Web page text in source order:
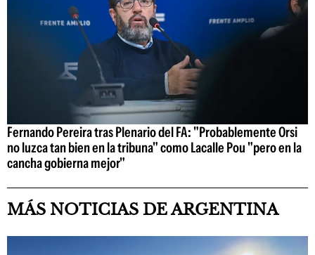
Fernando Pereira tras Plenario del FA: "Probablemente Orsi
no luzca tan bien en la tribuna" como Lacalle Pou "pero en la
cancha gobierna mejor"
MÁS NOTICIAS DE ARGENTINA